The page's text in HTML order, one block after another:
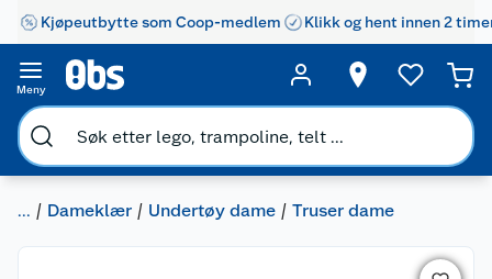
Kjøpeutbytte som Coop-medlem Klikk og hent innen 2
Meny
... Dameklær Undertøy dame Truser dame